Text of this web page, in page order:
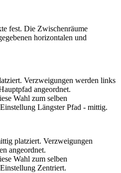
fest. Die Zwischenräume
horizontalen und
Verzweigungen werden links
angeordnet.
Wahl zum selben
Längster Pfad - mittig.
platziert. Verzweigungen
angeordnet.
Wahl zum selben
Zentriert.